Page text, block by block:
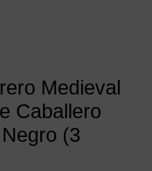
Medieval
Caballero
(3